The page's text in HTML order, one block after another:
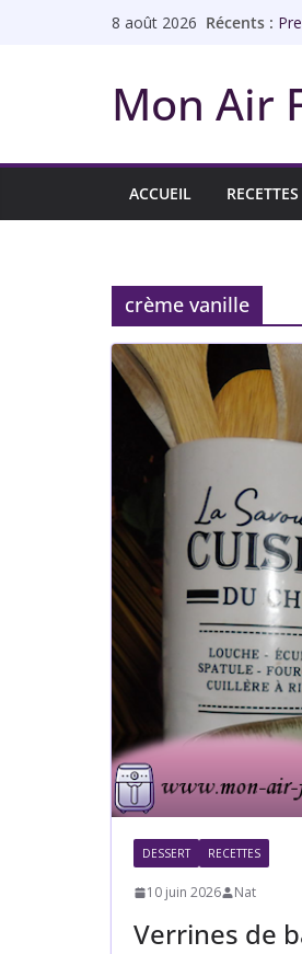
8 août 2026 Récents :
Mon Air
ACCUEIL RECETTES
crème vanille
DESSERT RECETTES
10 juin 2026 Nat
Verrines de